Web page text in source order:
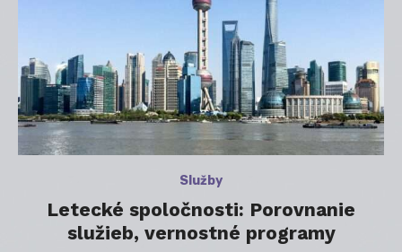
Služby
Letecké spoločnosti: Porovnanie
služieb, vernostné programy